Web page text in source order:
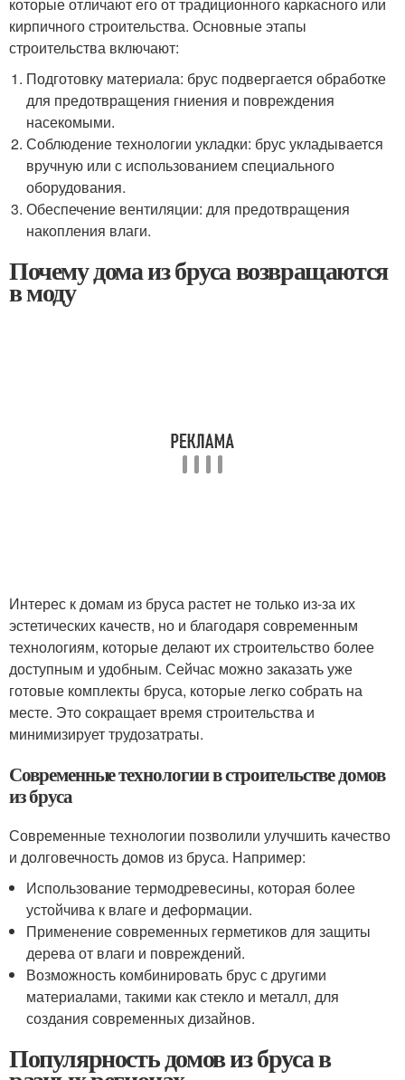
кирпичного строительства. Основные этапы
строительства включают:
Подготовку материала: брус подвергается обработке
для предотвращения гниения и повреждения
насекомыми.
Соблюдение технологии укладки: брус укладывается
вручную или с использованием специального
оборудования.
Обеспечение вентиляции: для предотвращения
накопления влаги.
Почему дома из бруса возвращаются
в моду
Интерес к домам из бруса растет не только из-за их
эстетических качеств, но и благодаря современным
технологиям, которые делают их строительство более
доступным и удобным. Сейчас можно заказать уже
готовые комплекты бруса, которые легко собрать на
месте. Это сокращает время строительства и
минимизирует трудозатраты.
Современные технологии в строительстве домов
из бруса
Современные технологии позволили улучшить качество
и долговечность домов из бруса. Например:
Использование термодревесины, которая более
устойчива к влаге и деформации.
Применение современных герметиков для защиты
дерева от влаги и повреждений.
Возможность комбинировать брус с другими
материалами, такими как стекло и металл, для
создания современных дизайнов.
Популярность домов из бруса в